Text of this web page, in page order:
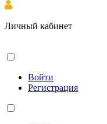
Личный кабинет
Войти
Регистрация